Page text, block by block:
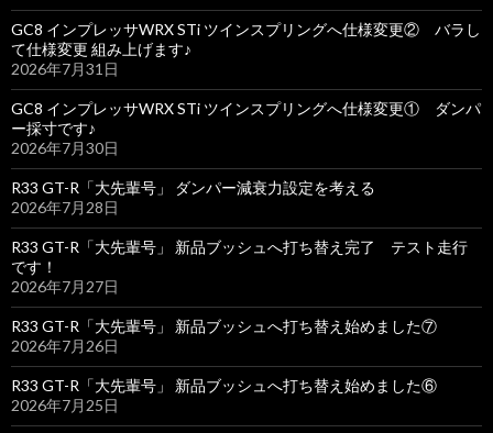
GC8 インプレッサWRX STi ツインスプリングへ仕様変更② バラし
て仕様変更 組み上げます♪
2026年7月31日
GC8 インプレッサWRX STi ツインスプリングへ仕様変更① ダンパ
ー採寸です♪
2026年7月30日
R33 GT-R「大先輩号」 ダンパー減衰力設定を考える
2026年7月28日
R33 GT-R「大先輩号」 新品ブッシュへ打ち替え完了 テスト走行
です！
2026年7月27日
R33 GT-R「大先輩号」 新品ブッシュへ打ち替え始めました⑦
2026年7月26日
R33 GT-R「大先輩号」 新品ブッシュへ打ち替え始めました⑥
2026年7月25日